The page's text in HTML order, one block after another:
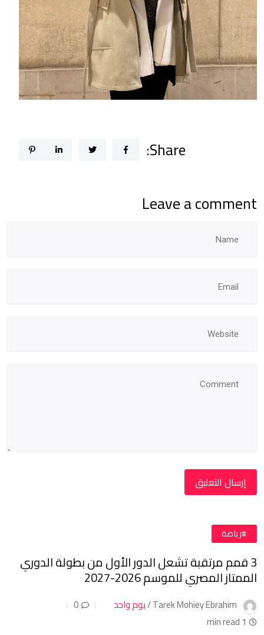
Share:
Leave a comment
#رياضة
3 قمم مرتقبة تشعل الدور الأول من بطولة الدوري
الممتاز المصري للموسم 2026-2027
Tarek Mohiey Ebrahim / يوم واحد
0
1 min read